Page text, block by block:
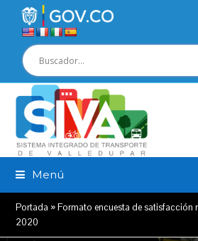
Menú
Portada »Formato encuesta de satisfacción
2020